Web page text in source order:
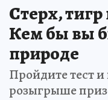
Стерх,
Кем бы вы
природе
Пройдите тест
розыгрыше